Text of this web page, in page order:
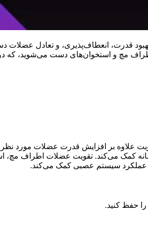
قدرت، انعطاف‌پذیری، و تعادل عضلات
مچ و استخوان‌های دست می‌شوید، که در
بر افزایش قدرت عضلات مورد نظر،
کمک می‌کند. تقویت عضلات اطراف
عملکرد سیستم عصبی کمک می‌کند.
را حفظ کنید.